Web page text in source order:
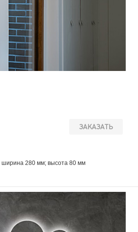
ЗАКАЗАТЬ
ширина 280 мм; высота 80 мм